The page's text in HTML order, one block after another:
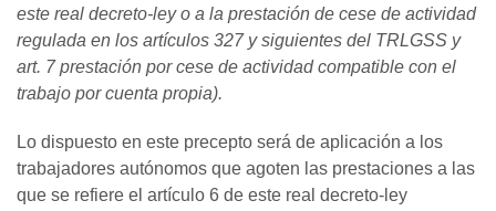
este real decreto-ley o a la prestación de cese de actividad
regulada en los artículos 327 y siguientes del TRLGSS y
art. 7 prestación por cese de actividad compatible con el
trabajo por cuenta propia).
Lo dispuesto en este precepto será de aplicación a los
trabajadores autónomos que agoten las prestaciones a las
que se refiere el artículo 6 de este real decreto-ley